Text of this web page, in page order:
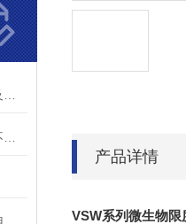
产品详情
VSW系列微生物